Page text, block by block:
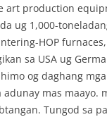
art production
ug 1,000-
HOP
sa USA ug
og daghang
adunay mas maayo.
Tungod sa